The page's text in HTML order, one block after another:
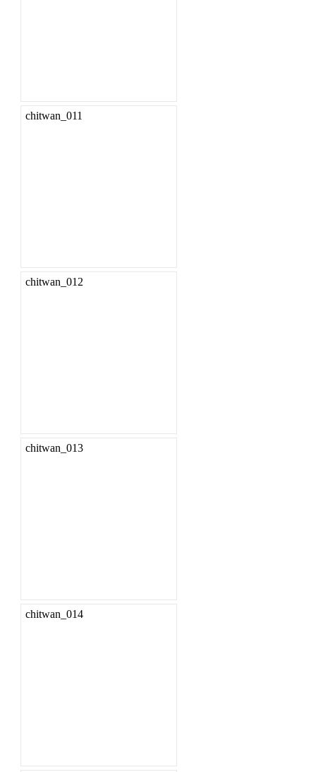
chitwan_011
chitwan_012
chitwan_013
chitwan_014